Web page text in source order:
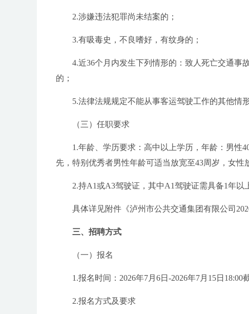
2.涉嫌违法犯罪尚未结案的；
3.有吸毒史，不良嗜好，有纹身的；
4.近36个月内发生下列情形的：致人死亡交通事故
的；
5.法律法规规定不能从事客运驾驶工作的其他情形
（三）任职要求
1.年龄、学历要求：高中以上学历，年龄：男性
先，特别优秀者男性年龄可适当放宽至43周岁，女性
2.持A1或A3驾驶证，其中A1驾驶证需具备1年以
具体详见附件《泸州市公共交通集团有限公司
三、招聘方式
（一）报名
1.报名时间：2026年7月6日-2026年7月15日18:00截
2.报名方式及要求